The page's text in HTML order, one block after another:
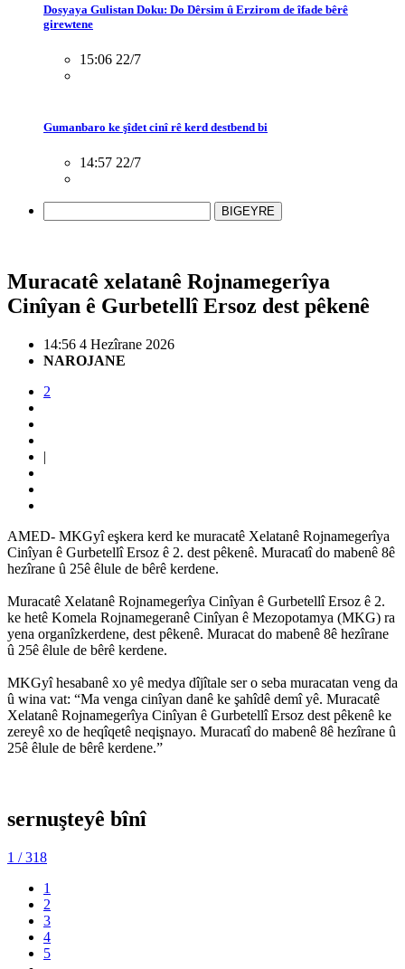
Dosyaya Gulistan Doku: Do Dêrsim û Erzirom de îfade bêrê
girewtene
15:06 22/7
Gumanbaro ke şîdet cinî rê kerd destbend bi
14:57 22/7
BIGEYRE
Muracatê xelatanê Rojnamegerîya
Cinîyan ê Gurbetellî Ersoz dest pêkenê
14:56 4 Hezîrane 2026
NAROJANE
2
|
AMED- MKGyî eşkera kerd ke muracatê Xelatanê Rojnamegerîya
Cinîyan ê Gurbetellî Ersoz ê 2. dest pêkenê. Muracatî do mabenê 8ê
hezîrane û 25ê êlule de bêrê kerdene.
Muracatê Xelatanê Rojnamegerîya Cinîyan ê Gurbetellî Ersoz ê 2.
ke hetê Komela Rojnamegeranê Cinîyan ê Mezopotamya (MKG) ra
yena organîzkerdene, dest pêkenê. Muracat do mabenê 8ê hezîrane
û 25ê êlule de bêrê kerdene.
MKGyî hesabanê xo yê medya dîjîtale ser o seba muracatan veng da
û wina vat: “Ma venga cinîyan danê ke şahîdê demî yê. Muracatê
Xelatanê Rojnamegerîya Cinîyan ê Gurbetellî Ersoz dest pêkenê ke
zereyê xo de heqîqetê neqişnayo. Muracatî do mabenê 8ê hezîrane û
25ê êlule de bêrê kerdene.”
sernuşteyê bînî
1 / 318
1
2
3
4
5